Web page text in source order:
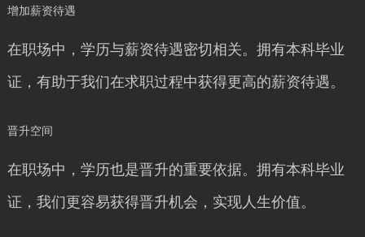
增加薪资待遇
在职场中，学历与薪资待遇密切相关。拥有本科毕业
证，有助于我们在求职过程中获得更高的薪资待遇。
晋升空间
在职场中，学历也是晋升的重要依据。拥有本科毕业
证，我们更容易获得晋升机会，实现人生价值。